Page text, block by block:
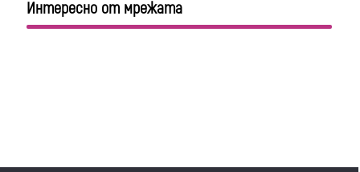
Интересно от мрежата